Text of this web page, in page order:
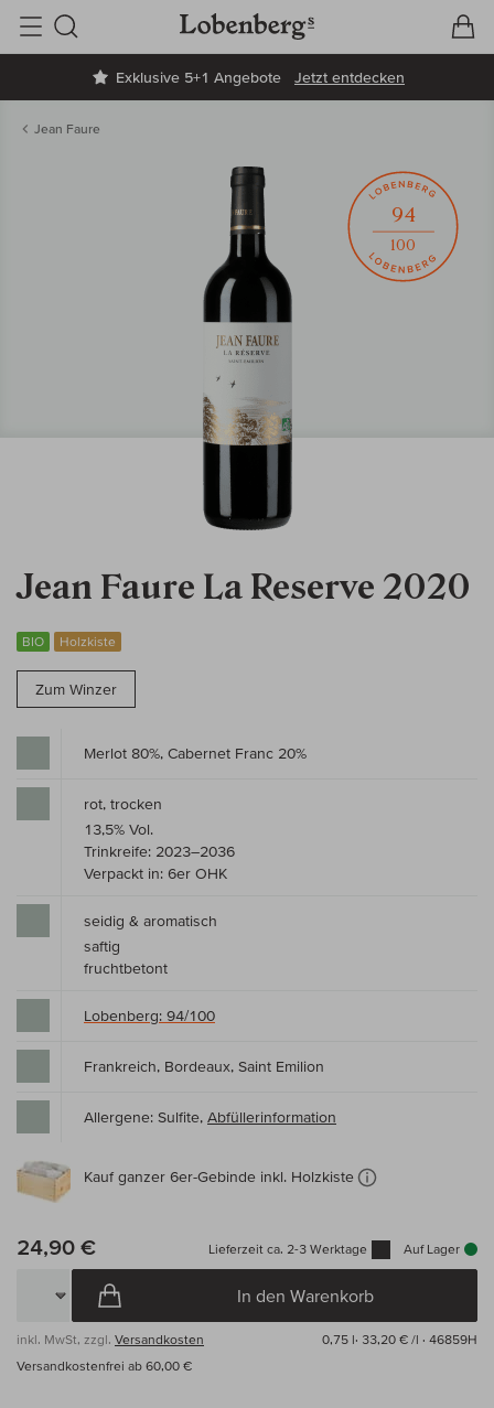
Exklusive 5+1 Angebote Jetzt entdecken
Suche
Jean Faure
Jean Faure La Reserve 2020
BIO Holzkiste
Zum Winzer
94
100
Merlot 80%, Cabernet Franc 20%
rot, trocken
13,5% Vol.
Trinkreife: 2023–2036
Verpackt in: 6er OHK
seidig & aromatisch
saftig
fruchtbetont
Lobenberg: 94/100
Frankreich, Bordeaux, Saint Emilion
Allergene: Sulfite, Abfüllerinformation
Kauf ganzer 6er-Gebinde inkl. Holzkiste
24,90 € Lieferzeit ca. 2-3 Werktage Auf Lager
In den Warenkorb
inkl. MwSt, zzgl. Versandkosten 0,75 l· 33,20 € /l · 46859H
Versandkostenfrei ab 60,00 €